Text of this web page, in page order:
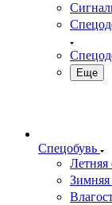
Еще
Спецобувь
Летняя
Зимняя